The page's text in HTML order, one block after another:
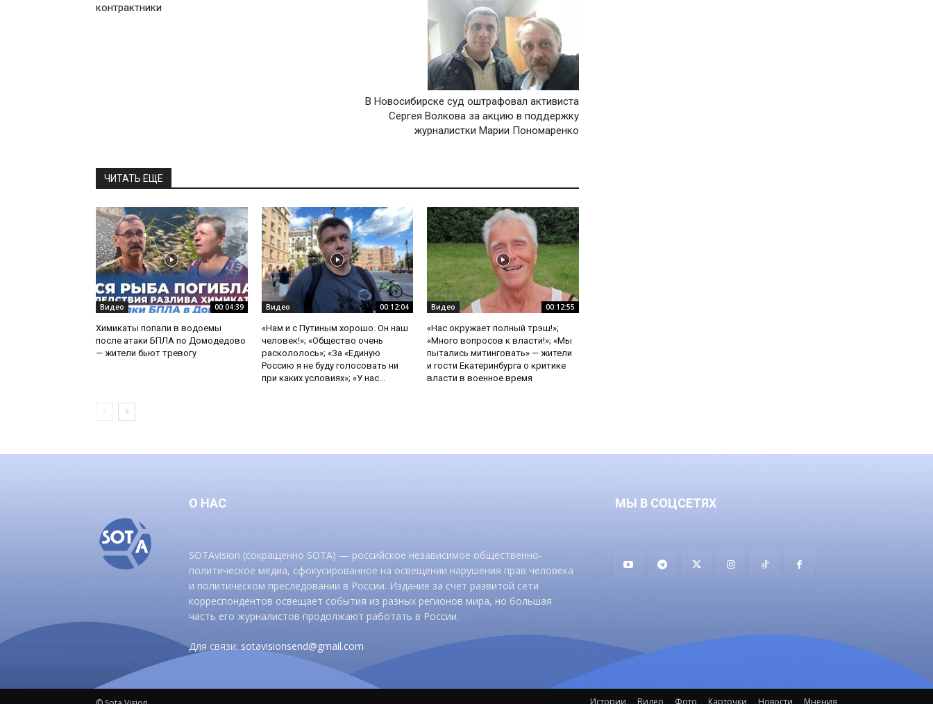
контрактники
В Новосибирске суд оштрафовал активиста
Сергея Волкова за акцию в поддержку
журналистки Марии Пономаренко
ЧИТАТЬ ЕЩЕ
Видео 00:04:39
Химикаты попали в водоемы
после атаки БПЛА по Домодедово
— жители бьют тревогу
Видео 00:12:04
«Нам и с Путиным хорошо. Он наш
человек!»; «Общество очень
раскололось»; «За «Единую
Россию я не буду голосовать ни
при каких условиях»; «У нас...
Видео 00:12:55
«Нас окружает полный трэш!»;
«Много вопросов к власти!»; «Мы
пытались митинговать» — жители
и гости Екатеринбурга о критике
власти в военное время
О НАС
SOTAvision (сокращенно SOTA) — российское независимое общественно-
политическое медиа, сфокусированное на освещении нарушения прав человека
и политическом преследовании в России. Издание за счет развитой сети
корреспондентов освещает события из разных регионов мира, но большая
часть его журналистов продолжают работать в России.
Для связи: sotavisionsend@gmail.com
МЫ В СОЦСЕТЯХ
Истории Видео Фото Карточки Новости Мнения